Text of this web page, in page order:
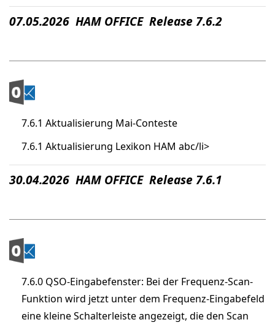
07.05.2026 HAM OFFICE Release 7.6.2
7.6.1 Aktualisierung Mai-Conteste
7.6.1 Aktualisierung Lexikon HAM abc/li>
30.04.2026 HAM OFFICE Release 7.6.1
7.6.0 QSO-Eingabefenster: Bei der Frequenz-Scan-
Funktion wird jetzt unter dem Frequenz-Eingabefeld
eine kleine Schalterleiste angezeigt, die den Scan